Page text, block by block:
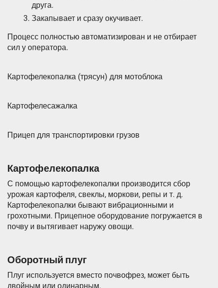
друга.
Закапывает и сразу окучивает.
Процесс полностью автоматизирован и не отбирает
сил у оператора.
Картофелекопалка (трясун) для мотоблока
Картофелесажалка
Прицеп для транспортировки грузов
Картофелекопалка
С помощью картофелекопалки производится сбор
урожая картофеля, свеклы, моркови, репы и т. д.
Картофелекопалки бывают вибрационными и
грохотными. Прицепное оборудование погружается в
почву и вытягивает наружу овощи.
Оборотный плуг
Плуг используется вместо почвофрез, может быть
двойным или одинарным.